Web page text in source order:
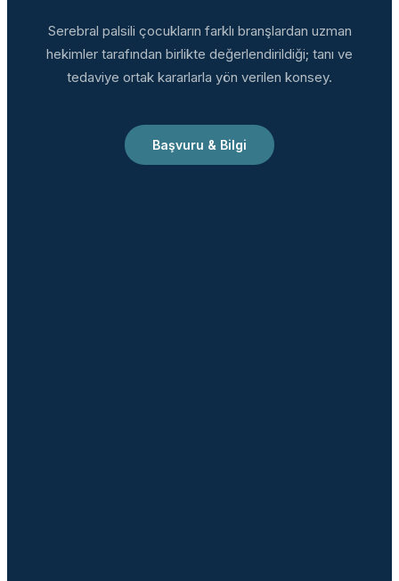
Serebral palsili çocukların farklı branşlardan uzman
hekimler tarafından birlikte değerlendirildiği; tanı ve
tedaviye ortak kararlarla yön verilen konsey.
Başvuru & Bilgi